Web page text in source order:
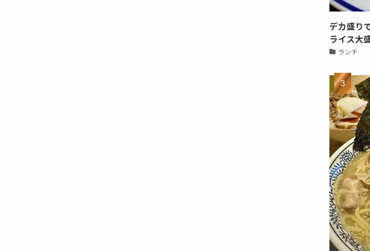
デカ盛り
ライス大
ランチ